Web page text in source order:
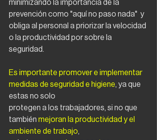
minimizando la importancia de la
prevención como "aquí no paso nada"  y
obliga al personal a priorizar la velocidad
o la productividad por sobre la
seguridad.
Es importante promover e implementar
medidas de seguridad e higiene, ya que
estas no solo
protegen a los trabajadores, si no que
también mejoran la productividad y el
ambiente de trabajo,